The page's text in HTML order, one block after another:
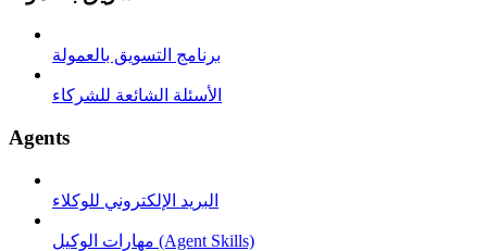
برنامج التسويق بالعمولة
الأسئلة الشائعة للشركاء
Agents
البريد الإلكتروني للوكلاء
مهارات الوكيل (Agent Skills)